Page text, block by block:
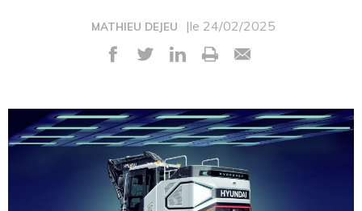
MATHIEU DEJEU |le 24/02/2025